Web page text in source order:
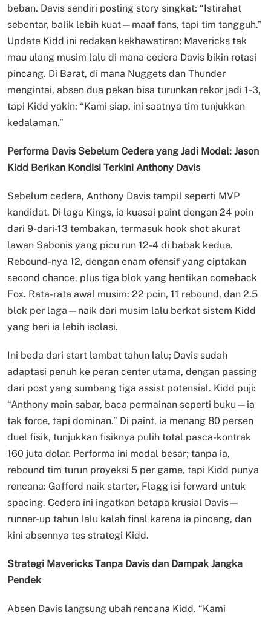
beban. Davis sendiri posting story singkat: “Istirahat
sebentar, balik lebih kuat—maaf fans, tapi tim tangguh.”
Update Kidd ini redakan kekhawatiran; Mavericks tak
mau ulang musim lalu di mana cedera Davis bikin rotasi
pincang. Di Barat, di mana Nuggets dan Thunder
mengintai, absen dua pekan bisa turunkan rekor jadi 1-3,
tapi Kidd yakin: “Kami siap, ini saatnya tim tunjukkan
kedalaman.”
Performa Davis Sebelum Cedera yang Jadi Modal: Jason
Kidd Berikan Kondisi Terkini Anthony Davis
Sebelum cedera, Anthony Davis tampil seperti MVP
kandidat. Di laga Kings, ia kuasai paint dengan 24 poin
dari 9-dari-13 tembakan, termasuk hook shot akurat
lawan Sabonis yang picu run 12-4 di babak kedua.
Rebound-nya 12, dengan enam ofensif yang ciptakan
second chance, plus tiga blok yang hentikan comeback
Fox. Rata-rata awal musim: 22 poin, 11 rebound, dan 2.5
blok per laga—naik dari musim lalu berkat sistem Kidd
yang beri ia lebih isolasi.
Ini beda dari start lambat tahun lalu; Davis sudah
adaptasi penuh ke peran center utama, dengan passing
dari post yang sumbang tiga assist potensial. Kidd puji:
“Anthony main sabar, baca permainan seperti buku—ia
tak force, tapi dominan.” Di paint, ia menang 80 persen
duel fisik, tunjukkan fisiknya pulih total pasca-kontrak
160 juta dolar. Performa ini modal besar; tanpa ia,
rebound tim turun proyeksi 5 per game, tapi Kidd punya
rencana: Gafford naik starter, Flagg isi forward untuk
spacing. Cedera ini ingatkan betapa krusial Davis—
runner-up tahun lalu kalah final karena ia pincang, dan
kini absennya tes strategi Kidd.
Strategi Mavericks Tanpa Davis dan Dampak Jangka
Pendek
Absen Davis langsung ubah rencana Kidd. “Kami